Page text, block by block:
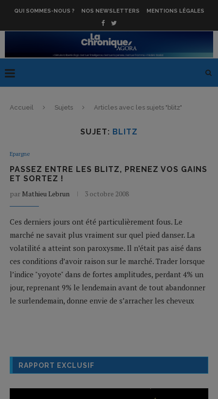
QUI SOMMES-NOUS ? NOS NEWSLETTERS MENTIONS LÉGALES
Accueil Sujets Articles avec les sujets "blitz"
SUJET: BLITZ
Epargne
PASSEZ ENTRE LES BLITZ, PRENEZ VOS GAINS
ET SORTEZ !
par Mathieu Lebrun 3 octobre 2008
Ces derniers jours ont été particulièrement fous. Le
marché ne savait plus vraiment sur quel pied danser. La
volatilité a atteint son paroxysme. Il n’était pas aisé dans
ces conditions d’avoir raison sur le marché. Trader lorsque
l’indice "yoyote" dans de fortes amplitudes, perdant 4% un
jour, reprenant 9% le lendemain avant de tout abandonner
le surlendemain, donne envie de s’arracher les cheveux
RAPPORT EXCLUSIF